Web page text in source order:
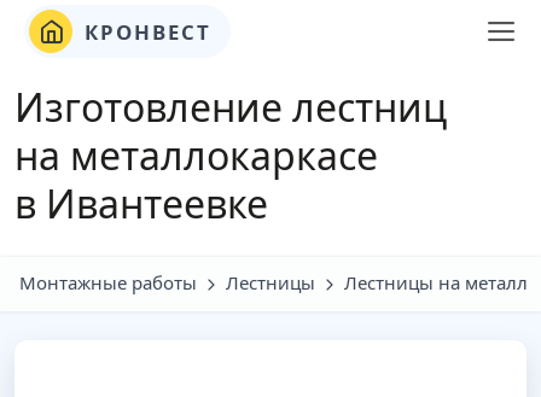
КРОНВЕСТ
Изготовление лестниц
на металлокаркасе
в Ивантеевке
Монтажные работы Лестницы Лестницы на